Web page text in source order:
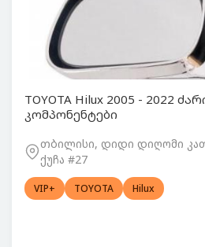
TOYOTA Hilux 2005 - 2022
კომპონენტები
თბილისი, დიდი დიღომი
ქუჩა #27
VIP+ TOYOTA Hilux